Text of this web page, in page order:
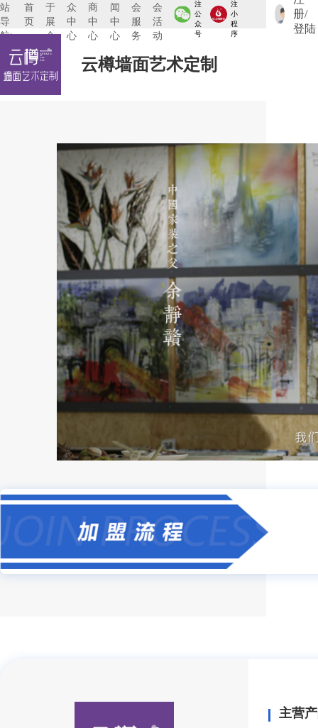
站
导
航:
首
页
于
展
会
众
中
心
商
中
心
闻
中
心
会
服
务
会
活
动
注
公
众
号
注
小
程
序
册/
登陆
云樽墙面艺术定制
主营